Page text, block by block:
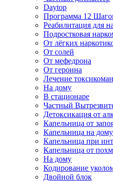
Daytop
Программа 12
Реабилитация для
Подростковая
От лёгких
От солей
От мефедрона
От героина
Лечение
На дому
В стационаре
Частный
Детоксикация от
Капельница от
Капельница на дому
Капельница при
Капельница от
На дому
Кодирование
Двойной блок